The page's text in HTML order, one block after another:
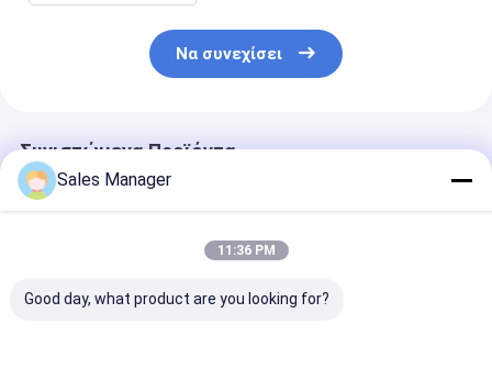
Να συνεχίσει
Συνιστώμενα Προϊόντα
Sales Manager
11:36 PM
Good day, what product are you looking for?